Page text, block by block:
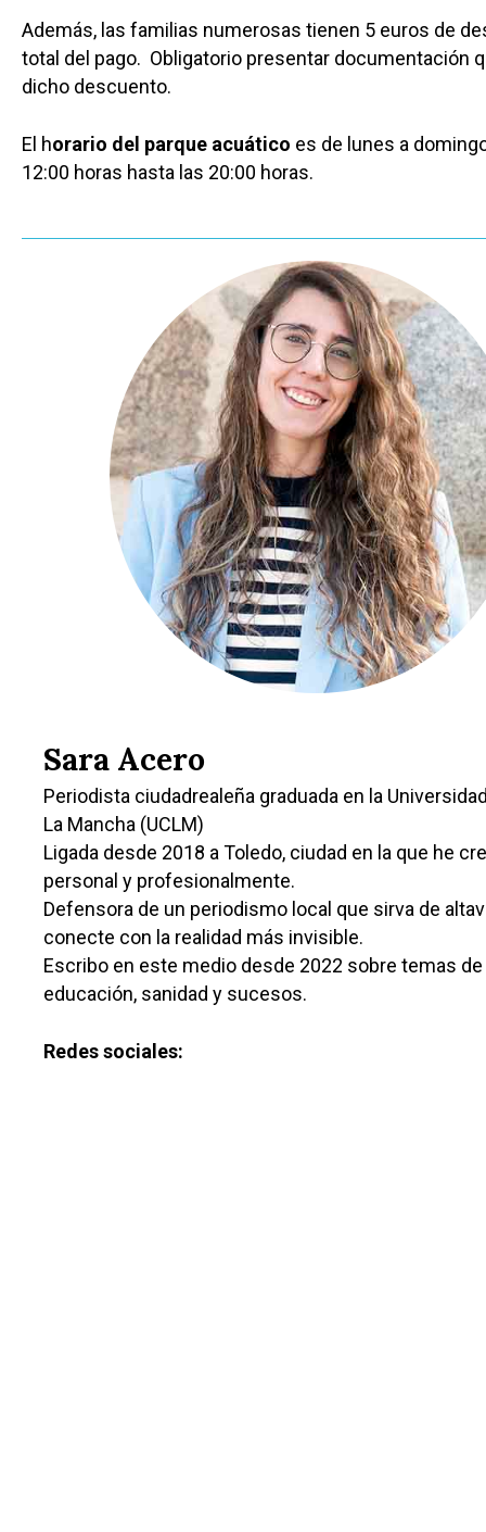
Además, las familias numerosas tienen 5 euros de
total del pago. Obligatorio presentar documentación
dicho descuento.
El horario del parque acuático es de lunes a
12:00 horas hasta las 20:00 horas.
Sara Acero
Periodista ciudadrealeña graduada en la
La Mancha (UCLM)
Ligada desde 2018 a Toledo, ciudad en la que he
personal y profesionalmente.
Defensora de un periodismo local que sirva de
conecte con la realidad más invisible.
Escribo en este medio desde 2022 sobre temas de
educación, sanidad y sucesos.
Redes sociales:
Castilla-La
Toledo
Ciudad Real
Albacete
Sanidad
Economía